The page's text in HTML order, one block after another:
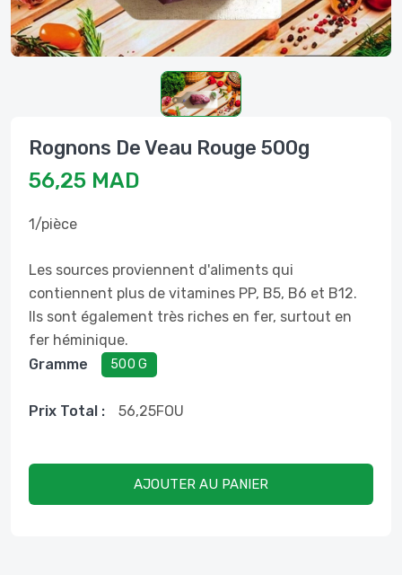
Rognons De Veau Rouge 500g
56,25 MAD
1/pièce
Les sources proviennent d'aliments qui
contiennent plus de vitamines PP, B5, B6 et B12.
Ils sont également très riches en fer, surtout en
fer héminique.
Gramme
500 G
Prix ​​total : 56,25FOU
AJOUTER AU PANIER